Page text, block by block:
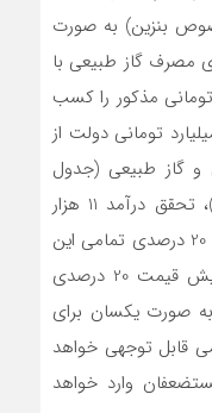
بنزین) به صورت
مصرف گاز طبیعی با
هزار میلیارد تومانی مذکور را کسب
درآمد حدود 60 هزار میلیارد تومانی دولت از
و گاز طبیعی (جدول
الحاقی به تبصره 14 لایحه بودجه 97)، تحقق درآمد 11 هزار
میلیارد تومانی مذکور با افزایش حدود 20 درصدی تمامی این
حامل‌ها محقق خواهد شد. قطعا افزایش قیمت 20 درصدی
صورت یکسان برای
قابل توجهی خواهد
وارد خواهد